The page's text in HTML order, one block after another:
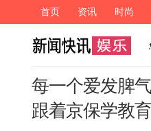
首页 资讯 时尚
每一个爱发脾
跟着京保学教育